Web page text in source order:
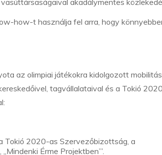
akadálymentes
how-t használja fel arra, hogy
az olimpiai játékokra kidolgozott
tagvállalataival és a Tokió
Tokió 2020-as Szervezőbizottság, a
Érme Projektben”’.